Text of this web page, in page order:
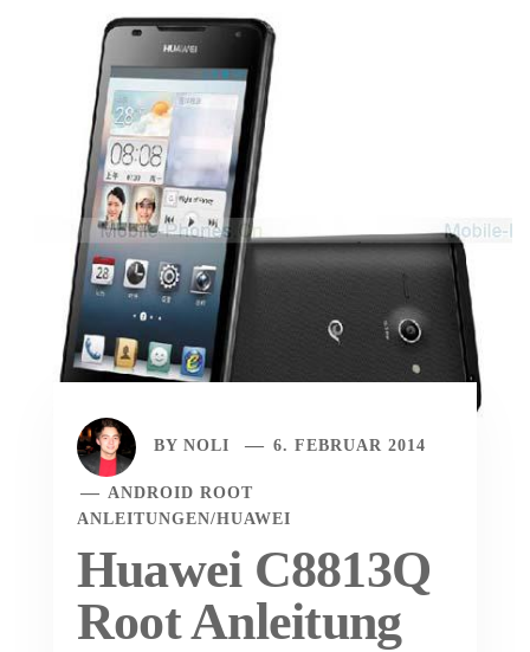
BY NOLI 6. FEBRUAR 2014
ANDROID ROOT
ANLEITUNGEN/HUAWEI
Huawei C8813Q
Root Anleitung